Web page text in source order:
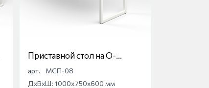
Приставной стол на О-
образной опоре Магна
арт.
МСП-08
ДхВхШ: 1000x750x600 мм